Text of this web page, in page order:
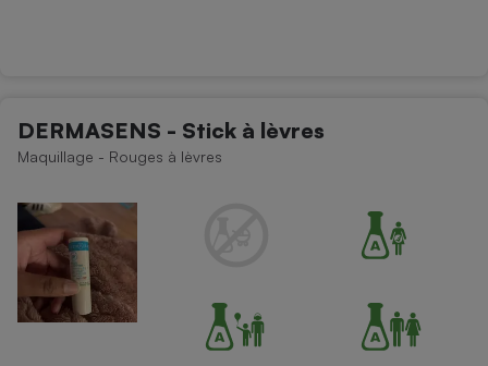
DERMASENS - Stick à lèvres
Maquillage - Rouges à lèvres